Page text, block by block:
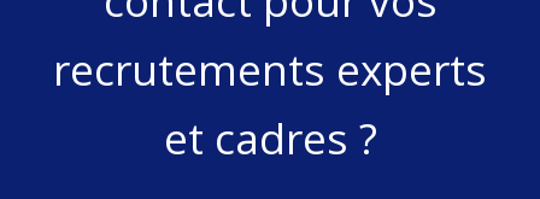
recrutements experts
et cadres ?